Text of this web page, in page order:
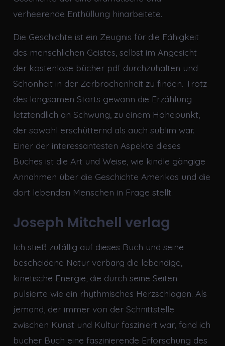
verheerende Enthüllung hinarbeitete.
Die Geschichte ist ein Zeugnis für die Fähigkeit
des menschlichen Geistes, selbst im Angesicht
der kostenlose bücher pdf durchzuhalten und
Schönheit in der Zerbrochenheit zu finden. Trotz
des langsamen Starts gewann die Erzählung
letztendlich an Schwung, zu einem Höhepunkt,
der sowohl erschütternd als auch sublim war.
Einer der interessantesten Aspekte dieses
Buches ist die Art und Weise, wie kindle gängige
Annahmen über die Geschichte Amerikas und die
dort lebenden Menschen in Frage stellt.
Joseph Mitchell verlag
Ich stieß zufällig auf dieses Buch und seine
bescheidene Natur verbarg die lebendige,
kinetische Energie, die durch seine Seiten
pulsierte wie ein rhythmisches Herzschlagen. Als
jemand, der immer von der Schnittstelle
zwischen Kunst und Kultur fasziniert war, fand ich
bucher Buch eine faszinierende Erforschung des